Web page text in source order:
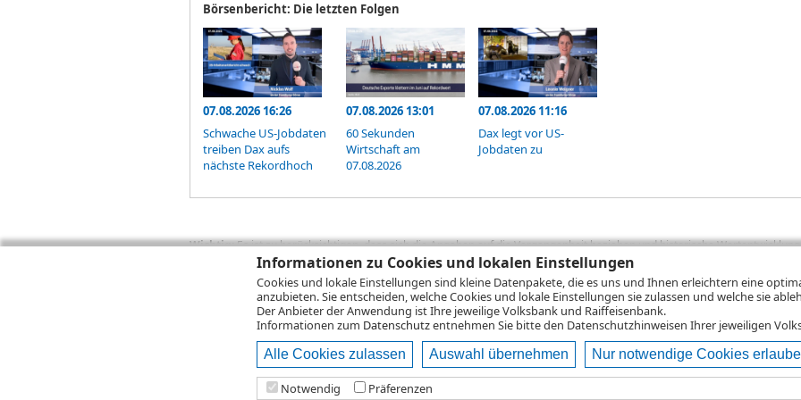
Informationen zu Cookies und lokalen Einstellungen
Cookies und lokale Einstellungen sind kleine Datenpakete, die es uns und Ihnen erleichtern eine
anzubieten. Sie entscheiden, welche Cookies und lokale Einstellungen sie zulassen und welche sie
Der Anbieter der Anwendung ist Ihre jeweilige Volksbank und Raiffeisenbank.
Informationen zum Datenschutzentnehmen Sie bitte den Datenschutzhinweisen Ihrer jeweiligen
Alle Cookies zulassen Auswahl übernehmen Nur notwendige Cookies
Notwendig Präferenzen
Börsenbericht: Die letzten Folgen
07.08.2026 16:26
Schwache US-Jobdaten
treiben Dax aufs
nächste Rekordhoch
07.08.2026 13:01
60 Sekunden
Wirtschaft am
07.08.2026
07.08.2026 11:16
Dax legt vor US-
Jobdaten zu
Wichtig:Es ist zu berücksichtigen, dass sich die Angaben auf die Vergangenheit beziehen und historische
zukünftige Ergebnisse darstellen. Bei Performanceangaben handelt es sich stets um Bruttowertangaben. Bei
Provisionen, Gebühren und andere Entgelte), die beim Erwerb von Wertpapieren in der Regel anfallen, nicht berücksichtigt.
Depotgebühren hinzu. Mit dem Wertentwicklungsrechner können Sie auf den einzelnen Wertpapierseiten Ihre individuell
Performance, die sich unter Berücksichtigung sämtlicher Transaktionskosten und etwaigen Depotgebühren ergibt,
kann die Rendite zudem infolge von Währungsschwankungen steigen oder fallen.
DZ BANK AGBitte beachten Sie dieNutzungsbedingungen Datenschutz
Hilfe